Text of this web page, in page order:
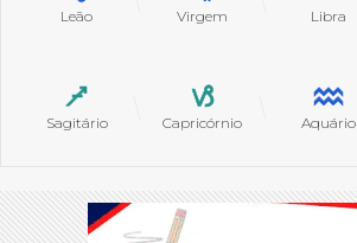
Leão Virgem Libra
Sagitário Capricórnio Aquário